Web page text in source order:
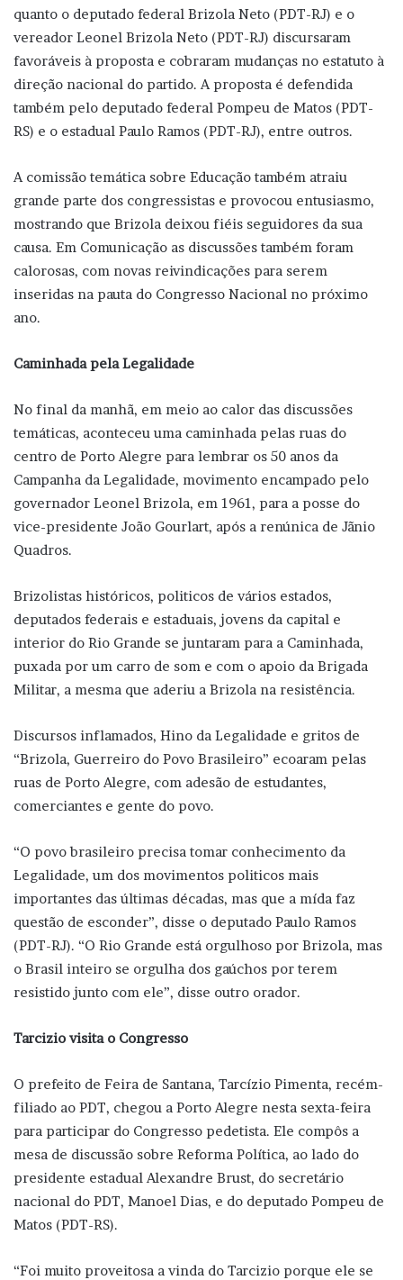
quanto o deputado federal Brizola Neto (PDT-RJ) e o
vereador Leonel Brizola Neto (PDT-RJ) discursaram
favoráveis à proposta e cobraram mudanças no estatuto à
direção nacional do partido. A proposta é defendida
também pelo deputado federal Pompeu de Matos (PDT-
RS) e o estadual Paulo Ramos (PDT-RJ), entre outros.
A comissão temática sobre Educação também atraiu
grande parte dos congressistas e provocou entusiasmo,
mostrando que Brizola deixou fiéis seguidores da sua
causa. Em Comunicação as discussões também foram
calorosas, com novas reivindicações para serem
inseridas na pauta do Congresso Nacional no próximo
ano.
Caminhada pela Legalidade
No final da manhã, em meio ao calor das discussões
temáticas, aconteceu uma caminhada pelas ruas do
centro de Porto Alegre para lembrar os 50 anos da
Campanha da Legalidade, movimento encampado pelo
governador Leonel Brizola, em 1961, para a posse do
vice-presidente João Gourlart, após a renúnica de Jãnio
Quadros.
Brizolistas históricos, politicos de vários estados,
deputados federais e estaduais, jovens da capital e
interior do Rio Grande se juntaram para a Caminhada,
puxada por um carro de som e com o apoio da Brigada
Militar, a mesma que aderiu a Brizola na resistência.
Discursos inflamados, Hino da Legalidade e gritos de
“Brizola, Guerreiro do Povo Brasileiro” ecoaram pelas
ruas de Porto Alegre, com adesão de estudantes,
comerciantes e gente do povo.
“O povo brasileiro precisa tomar conhecimento da
Legalidade, um dos movimentos politicos mais
importantes das últimas décadas, mas que a mída faz
questão de esconder”, disse o deputado Paulo Ramos
(PDT-RJ). “O Rio Grande está orgulhoso por Brizola, mas
o Brasil inteiro se orgulha dos gaúchos por terem
resistido junto com ele”, disse outro orador.
Tarcizio visita o Congresso
O prefeito de Feira de Santana, Tarcízio Pimenta, recém-
filiado ao PDT, chegou a Porto Alegre nesta sexta-feira
para participar do Congresso pedetista. Ele compôs a
mesa de discussão sobre Reforma Política, ao lado do
presidente estadual Alexandre Brust, do secretário
nacional do PDT, Manoel Dias, e do deputado Pompeu de
Matos (PDT-RS).
“Foi muito proveitosa a vinda do Tarcizio porque ele se